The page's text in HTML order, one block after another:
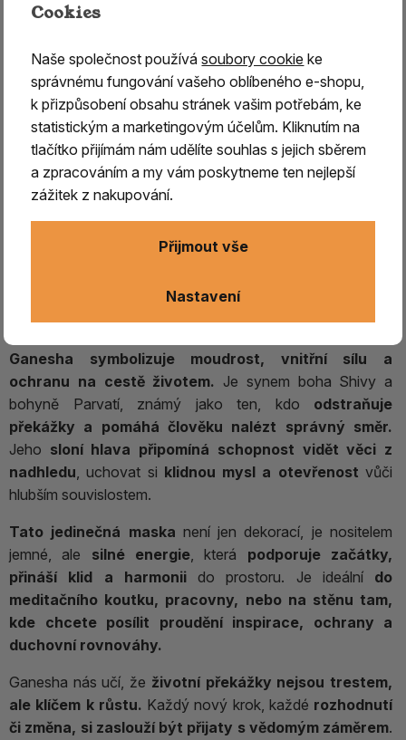
GANESHA dřevěná maska, bílá
Objevte jedinečné kouzlo ručně vyřezávané plastiky
která v sobě
nese hlubokou spirituální
symboliku a umělecké mistrovství nepálských
Tato výjimečná socha vyniká
politurou ve starobylém stylu.
a činí z něj nejen estetický skvost, ale i harmonický prvek
pro váš interiér nebo duchovní prostor.
Ganesha symbolizuje moudrost, vnitřní sílu a
ochranu na cestě životem. Je synem boha Shivy a
bohyně Parvatí, známý jako ten, kdo odstraňuje
překážky a pomáhá člověku nalézt správný směr.
Jeho sloní hlava připomíná schopnost vidět věci z
nadhledu, uchovat si klidnou mysl a otevřenost vůči
hlubším souvislostem.
Tato jedinečná maska není jen dekorací, je nositelem
jemné, ale silné energie, která podporuje začátky,
přináší klid a harmonii do prostoru. Je ideální do
meditačního koutku, pracovny, nebo na stěnu tam,
kde chcete posílit proudění inspirace, ochrany a
duchovní rovnováhy.
Ganesha nás učí, že životní překážky nejsou trestem,
ale klíčem k růstu. Každý nový krok, každé rozhodnutí
či změna, si zaslouží být přijaty s vědomým záměrem.
Cookies
Naše společnost používásoubory cookie ke
správnému fungování vašeho oblíbeného e-shopu,
k přizpůsobení obsahu stránek vašim potřebám, ke
statistickým a marketingovým účelům. Kliknutím na
tlačítko přijímám nám udělíte souhlas s jejich sběrem
a zpracováním a my vám poskytneme ten nejlepší
zážitek z nakupování.
Nastavení
Přijmout vše